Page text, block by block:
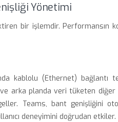
Yönetimi
bir işlemdir. Performansın
kablolu (Ethernet) bağlantı
arka planda veri tüketen
Teams, bant genişliğini
deneyimini doğrudan etkiler.